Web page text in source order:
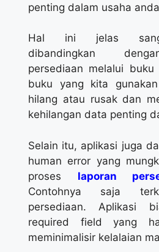
penting dalam usaha
Hal ini jelas
dibandingkan
persediaan melalui
buku yang kita
hilang atau rusak dan
kehilangan data penting
Selain itu, aplikasi juga
human error yang
proses laporan
Contohnya saja
persediaan. Aplikasi
required field yang
meminimalisir kelalaian